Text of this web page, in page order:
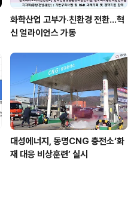
화학산업 고부가‧친환경 전환…혁
신 얼라이언스 가동
대성에너지, 동명CNG 충전소‘화
재 대응 비상훈련’ 실시